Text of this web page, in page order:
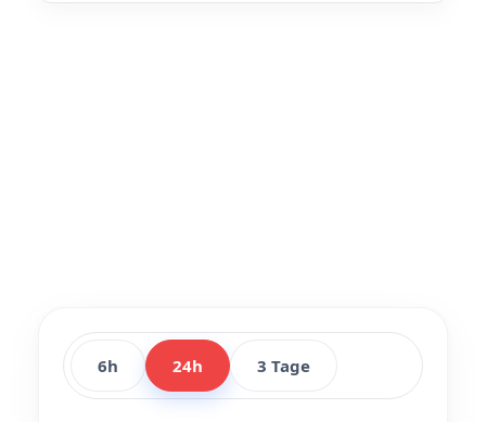
6h 24h 3 Tage